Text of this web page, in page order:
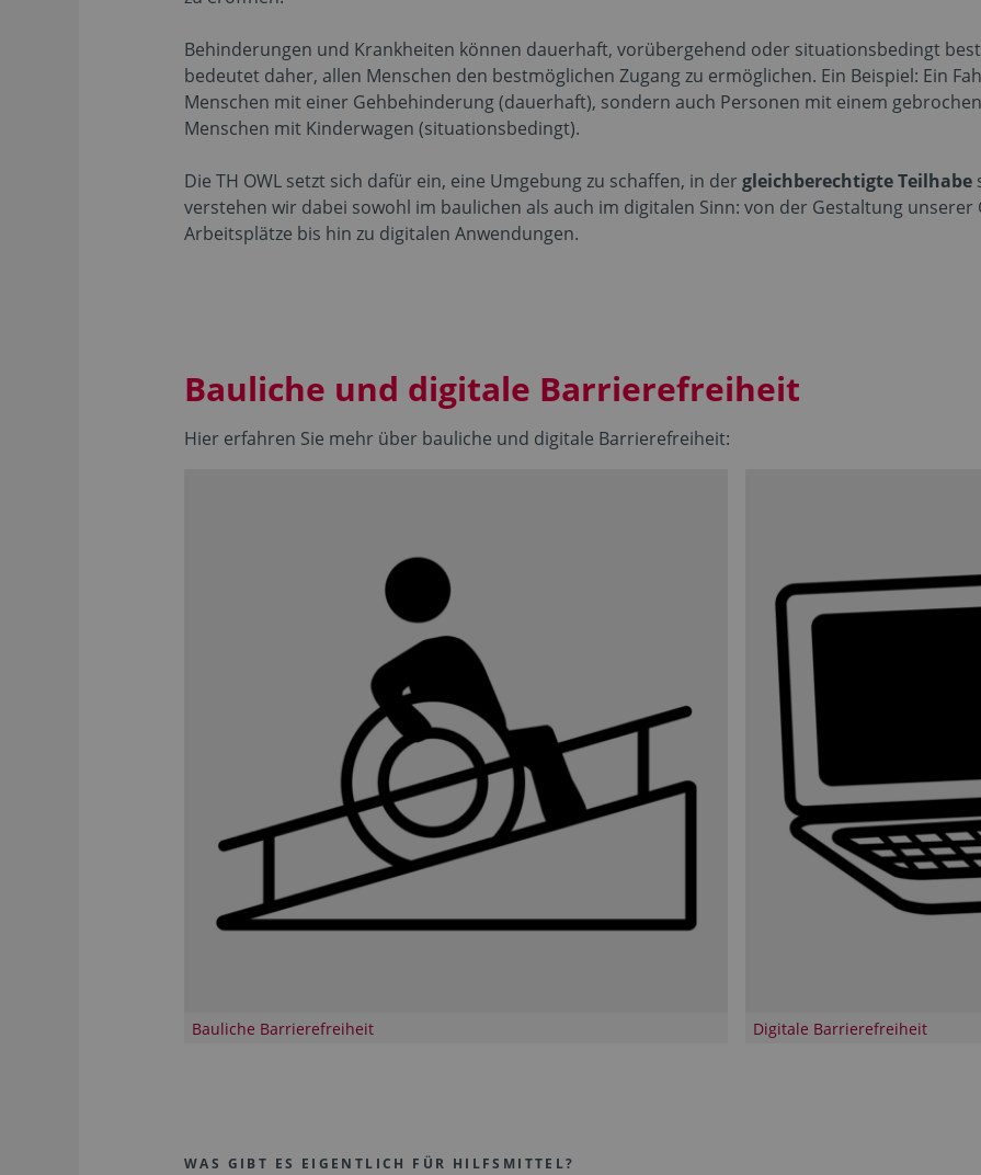
Behinderungen und Krankheiten können dauerhaft, vorübergehend oder situationsbedingt
bedeutet daher, allen Menschen den bestmöglichen Zugang zu ermöglichen. Ein Beispiel: Ein
Menschen mit einer Gehbehinderung (dauerhaft), sondern auch Personen mit einem
Menschen mit Kinderwagen (situationsbedingt).
Die TH OWL setzt sich dafür ein, eine Umgebung zu schaffen, in der gleichberechtigte Teilhabe
verstehen wir dabei sowohl im baulichen als auch im digitalen Sinn: von der Gestaltung
Arbeitsplätze bis hin zu digitalen Anwendungen.
Bauliche und digitale Barrierefreiheit
Hier erfahren Sie mehr über bauliche und digitale Barrierefreiheit:
Bauliche Barrierefreiheit Digitale Barrierefreiheit
WAS GIBT ES EIGENTLICH FÜR HILFSMITTEL?